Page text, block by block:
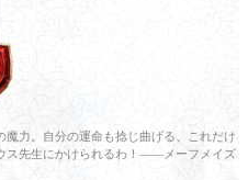
力。自分の運命も捻じ曲げる、これだけ
先生にかけられるわ！――メーフメイズ